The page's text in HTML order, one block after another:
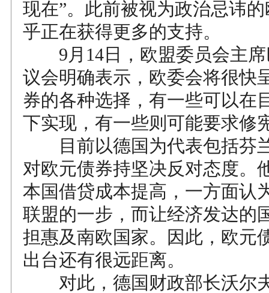
现在”。此前被视为政治忌讳
乎正在获得更多的支持。
9月14日，欧盟委员会主席
议会明确表示，欧委会将很快
券的各种选择，有一些可以在
下实现，有一些则可能要求修
目前以德国为代表包括芬
对欧元债券持坚决反对态度。
本国借贷成本提高，一方面认
联盟的一步，而让经济发达的
担惠及南欧国家。因此，欧元
出台还有很远距离。
对此，德国财政部长沃尔